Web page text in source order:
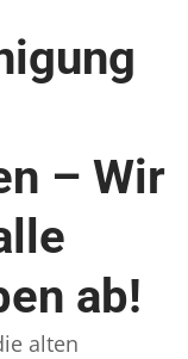
– Wir
ab!
alten